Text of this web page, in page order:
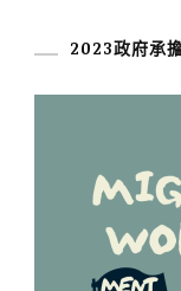
2023政府承